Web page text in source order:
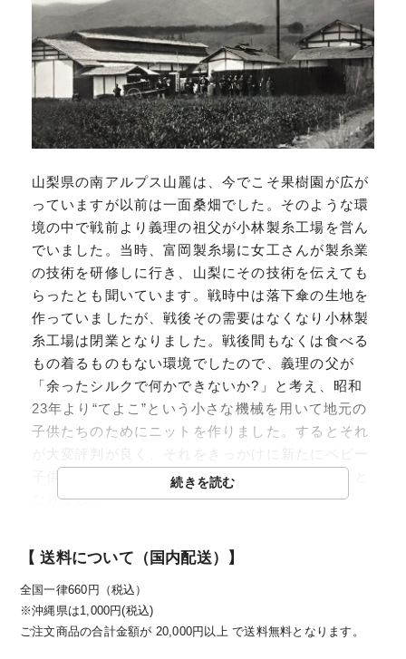
山梨県の南アルプス山麗は、今でこそ果樹園が広が
っていますが以前は一面桑畑でした。そのような環
境の中で戦前より義理の祖父が小林製糸工場を営ん
でいました。当時、富岡製糸場に女工さんが製糸業
の技術を研修しに行き、山梨にその技術を伝えても
らったとも聞いています。戦時中は落下傘の生地を
作っていましたが、戦後その需要はなくなり小林製
糸工場は閉業となりました。戦後間もなくは食べる
もの着るものもない環境でしたので、義理の父が
「余ったシルクで何かできないか?」と考え、昭和
23年より“てよこ”という小さな機械を用いて地元の
子供たちのためにニットを作りました。するとそれ
子供のニットウェア製造小林メリヤスを営むことと
なりました。
技術の継承を通じた地域活性化
続きを読む
【 送料について（国内配送）】
全国一律660円（税込）
※沖縄県は1,000円(税込)
ご注文商品の合計金額が 20,000円以上 で送料無料となります。